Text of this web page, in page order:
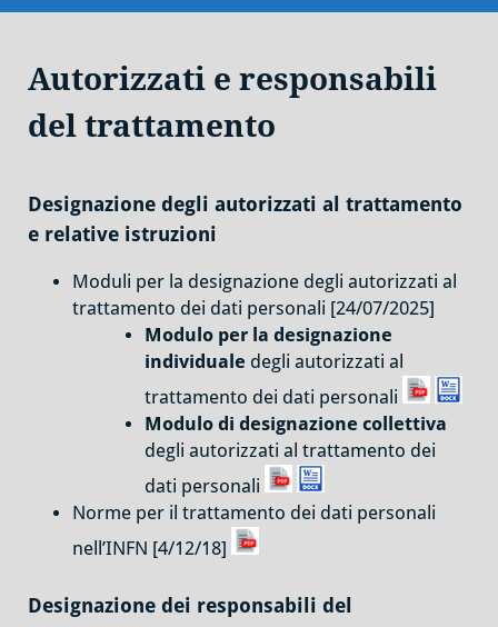
Autorizzati e responsabili
del trattamento
Designazione degli autorizzati al trattamento
e relative istruzioni
Moduli per la designazione degli autorizzati al
trattamento dei dati personali [24/07/2025]
Modulo per la designazione
individuale degli autorizzati al
trattamento dei dati personali
Modulo di designazione collettiva
degli autorizzati al trattamento dei
dati personali
Norme per il trattamento dei dati personali
nell’INFN [4/12/18]
Designazione dei responsabili del